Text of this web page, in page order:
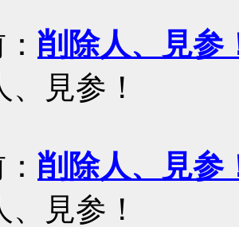
削除人、見参
見参！
削除人、見参
見参！